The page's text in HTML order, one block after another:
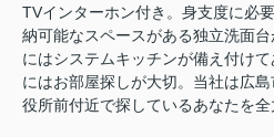
TVインターホン付き。身支度に必
納可能なスペースがある独立洗面
にはシステムキッチンが備え付け
にはお部屋探しが大切。当社は広
役所前付近で探しているあなたを全